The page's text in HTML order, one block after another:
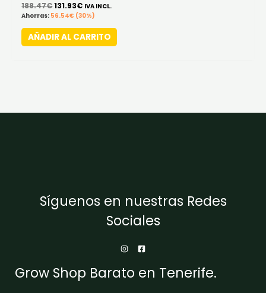
188.47€131.93€ IVA INCL.
Ahorras: 56.54€ (30%)
AÑADIR AL CARRITO
Síguenos en nuestras Redes
Sociales
Grow Shop Barato en Tenerife.